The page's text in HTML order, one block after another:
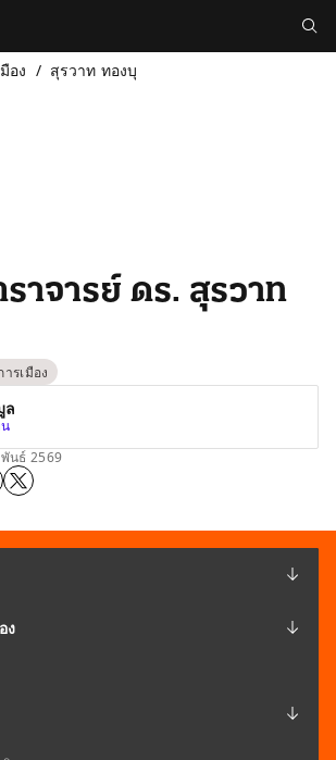
อง สุรวาท ทองบุ
าจารย์ ดร. สุรวาท
รเมือง
ล
นธ์ 2569
ง